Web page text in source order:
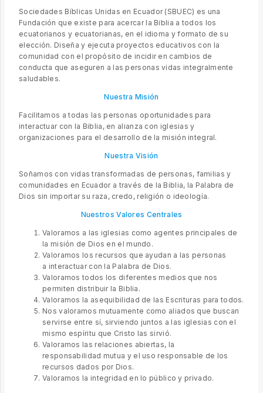
Sociedades Bíblicas Unidas en Ecuador (SBUEC) es una
Fundación que existe para acercar la Biblia a todos los
ecuatorianos y ecuatorianas, en el idioma y formato de su
elección. Diseña y ejecuta proyectos educativos con la
comunidad con el propósito de incidir en cambios de
conducta que aseguren a las personas vidas integralmente
saludables.
Nuestra Misión
Facilitamos a todas las personas oportunidades para
interactuar con la Biblia, en alianza con iglesias y
organizaciones para el desarrollo de la misión integral.
Nuestra Visión
Soñamos con vidas transformadas de personas, familias y
comunidades en Ecuador a través de la Biblia, la Palabra de
Dios sin importar su raza, credo, religión o ideología.
Nuestros Valores Centrales
Valoramos a las iglesias como agentes principales de
la misión de Dios en el mundo.
Valoramos los recursos que ayudan a las personas
a interactuar con la Palabra de Dios.
Valoramos todos los diferentes medios que nos
permiten distribuir la Biblia.
Valoramos la asequibilidad de las Escrituras para todos.
Nos valoramos mutuamente como aliados que buscan
servirse entre sí, sirviendo juntos a las iglesias con el
mismo espíritu que Cristo las sirvió.
Valoramos las relaciones abiertas, la
responsabilidad mutua y el uso responsable de los
recursos dados por Dios.
Valoramos la integridad en lo público y privado.